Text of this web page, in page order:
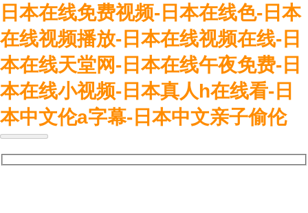
日本在线免费视频-日本在线色-日本
在线视频播放-日本在线视频在线-日
本在线天堂网-日本在线午夜免费-日
本在线小视频-日本真人h在线看-日
本中文伦a字幕-日本中文亲子偷伦